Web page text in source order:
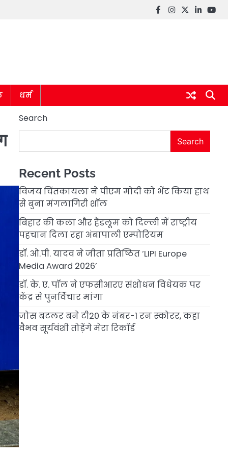
Facebook
instagram
twitter
linkedin
धर्म
Search
Search
Recent Posts
विजय चिंतकायला ने पीएम मोदी को भेंट किया हाथ
से बुना मंगलागिरी शॉल
बिहार की कला और हैंडलूम को दिल्ली में राष्ट्रीय
पहचान दिला रहा अंबापाली एम्पोरियम
डॉ. ओ.पी. यादव ने जीता प्रतिष्ठित ‘LIPI Europe
Media Award 2026’
डॉ. के. ए. पॉल ने एफसीआरए संशोधन विधेयक पर
केंद्र से पुनर्विचार मांगा
जोस बटलर बने टी20 के नंबर-1 रन स्कोरर, कहा
वैभव सूर्यवंशी तोड़ेंगे मेरा रिकॉर्ड